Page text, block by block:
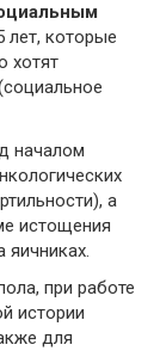
которые
хотят
началом
а
истощения
яичниках.
при работе
истории
для